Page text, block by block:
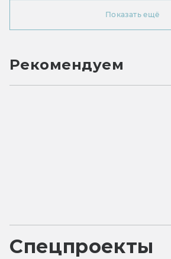
Показать ещё
Рекомендуем
Спецпроекты